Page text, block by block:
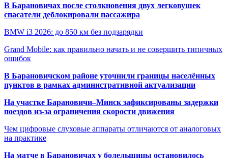
В Барановичах после столкновения двух легковушек
спасатели деблокировали пассажира
BMW i3 2026: до 850 км без подзарядки
Grand Mobile: как правильно начать и не совершить типичных
ошибок
В Барановичском районе уточнили границы населённых
пунктов в рамках административной актуализации
На участке Барановичи–Минск зафиксированы задержки
поездов из-за ограничения скорости движения
Чем цифровые слуховые аппараты отличаются от аналоговых
на практике
На матче в Барановичах у болельщицы остановилось